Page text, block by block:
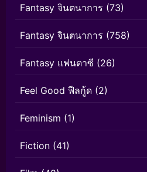
Fantasy จินตนาการ (73)
Fantasy จินตนาการ (758)
Fantasy แฟนตาซี (26)
Feel Good ฟีลกู้ด (2)
Feminism (1)
Fiction (41)